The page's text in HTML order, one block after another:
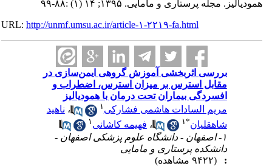
همودیالیز. مجله پرستاری و مامایی. ۱۳۹۵; ۱۴ (۱) :۸۸-۹۹
URL:http://unmf.umsu.ac.ir/article-۱-۲۲۱۹-fa.html
بررسی اثربخشی آموزش گروهی ایمن‌سازی در
مقابل استرس بر میزان استرس، اضطراب و
افسردگی بیماران تحت درمان با همودیالیز
مریم السادات هاشمی فشارکی
،ناهید
شاهقلیان * ۱ ،فهیمه کاشانی
۱- اصفهان - دانشگاه علوم پزشکی اصفهان -
دانشکده پرستاری و مامایی